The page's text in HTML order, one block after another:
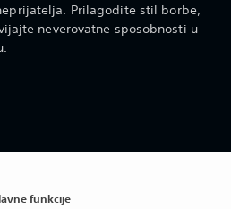
Prilagodite stil borbe,
neverovatne sposobnosti u
funkcije